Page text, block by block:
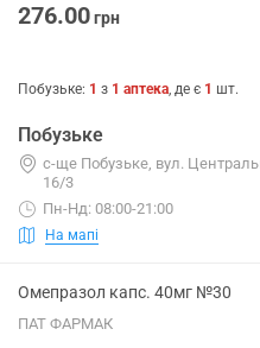
276.00грн
Побузьке: 1 з 1 аптека, де є 1 шт.
Побузьке
с-ще Побузьке, вул.
16/3
Пн-Нд: 08:00-21:00
На мапі
Омепразол капс. 40мг №30
ПАТ ФАРМАК